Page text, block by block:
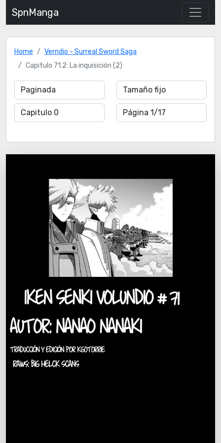
SpnManga
Home
Verndio - Surreal Sword Saga
Capitulo 71.2: La inquisición (2)